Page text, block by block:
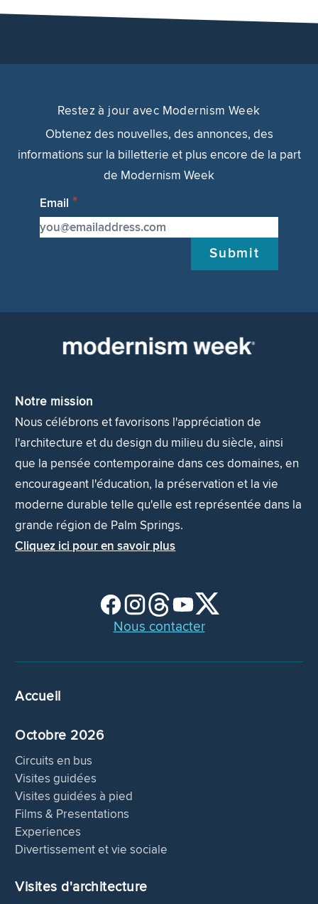
Restez à jour avec Modernism Week
Obtenez des nouvelles, des annonces, des
informations sur la billetterie et plus encore de la part
de Modernism Week
Email
Submit
Notre mission
Nous célébrons et favorisons l'appréciation de
l'architecture et du design du milieu du siècle, ainsi
que la pensée contemporaine dans ces domaines, en
encourageant l'éducation, la préservation et la vie
moderne durable telle qu'elle est représentée dans la
grande région de Palm Springs.
Cliquez ici pour en savoir plus
Nous contacter
Accueil
Octobre 2026
Circuits en bus
Visites guidées
Visites guidées à pied
Films & Presentations
Experiences
Divertissement et vie sociale
Visites d'architecture